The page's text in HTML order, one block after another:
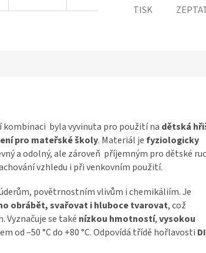
TISK
byla vyvinuta pro použití na dětská
pro mateřské školy. Materiál jefyziologicky
a odolný, ale zároveň příjemným pro dětské
vzhledu i při venkovním použití.
povětrnostním vlivům i chemikáliím. Je
obrábět, svařovat i hluboce tvarovat, což
Vyznačuje se také nízkou hmotností,vysokou
–50 °C do +80 °C. Odpovídá třídě hořlavosti